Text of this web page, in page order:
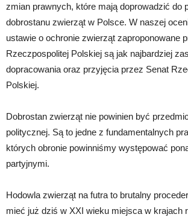
zmian prawnych, które mają doprowadzić do
dobrostanu zwierząt w Polsce. W naszej
ustawie o ochronie zwierząt zaproponowane
Rzeczpospolitej Polskiej są jak najbardziej
dopracowania oraz przyjęcia przez Senat
Polskiej.
Dobrostan zwierząt nie powinien być
politycznej. Są to jedne z fundamentalnych
których obronie powinniśmy występować
partyjnymi.
Hodowla zwierząt na futra to brutalny
mieć już dziś w XXI wieku miejsca w krajach